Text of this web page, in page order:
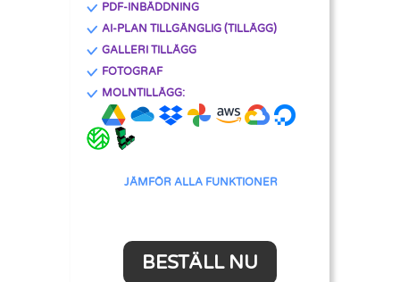
PDF-INBÄDDNING
AI-PLAN TILLGÄNGLIG (TILLÄGG)
GALLERI TILLÄGG
FOTOGRAF
MOLNTILLÄGG:
JÄMFÖR ALLA FUNKTIONER
BESTÄLL NU